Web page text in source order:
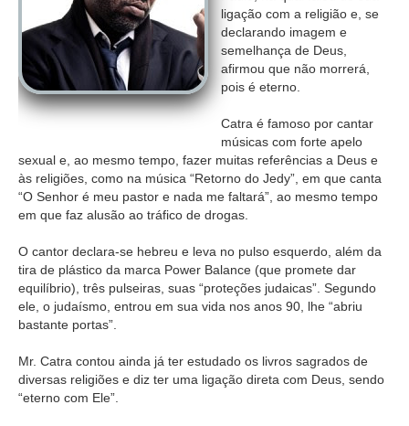
ligação com a religião e, se
declarando imagem e
semelhança de Deus,
afirmou que não morrerá,
pois é eterno.
Catra é famoso por cantar
músicas com forte apelo
sexual e, ao mesmo tempo, fazer muitas referências a Deus e
às religiões, como na música “Retorno do Jedy”, em que canta
“O Senhor é meu pastor e nada me faltará”, ao mesmo tempo
em que faz alusão ao tráfico de drogas.
O cantor declara-se hebreu e leva no pulso esquerdo, além da
tira de plástico da marca Power Balance (que promete dar
equilíbrio), três pulseiras, suas “proteções judaicas”. Segundo
ele, o judaísmo, entrou em sua vida nos anos 90, lhe “abriu
bastante portas”.
Mr. Catra contou ainda já ter estudado os livros sagrados de
diversas religiões e diz ter uma ligação direta com Deus, sendo
“eterno com Ele”.